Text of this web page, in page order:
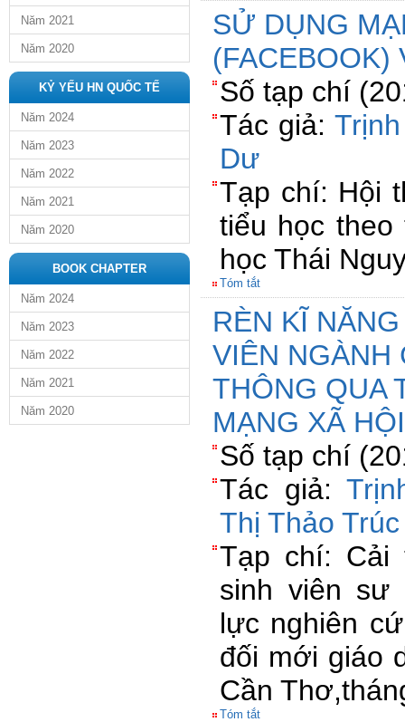
Năm 2021
Năm 2020
KỶ YẾU HN QUỐC TẾ
Năm 2024
Năm 2023
Năm 2022
Năm 2021
Năm 2020
BOOK CHAPTER
Năm 2024
Năm 2023
Năm 2022
Năm 2021
Năm 2020
SỬ DỤNG
(FACEBOOK)
Số tạp chí
Tác giả:
Dư
Tạp chí: Hội
tiểu học
học Thái
Tóm tắt
RÈN KĨ
VIÊN NGÀNH
THÔNG QUA
MẠNG XÃ
Số tạp chí
Tác giả:
Thị Thảo Trúc
Tạp chí: Cải
sinh viên sư
lực nghiên
đối mới giáo
Cần
Tóm tắt